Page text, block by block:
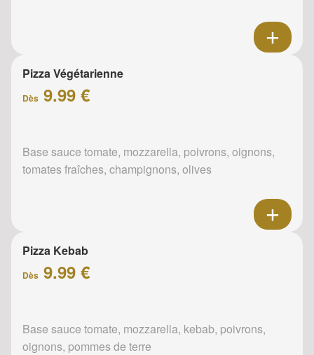
Pizza Végétarienne
Dès 9.99 €
Base sauce tomate, mozzarella, poivrons, oignons,
tomates fraîches, champignons, olives
Pizza Kebab
Dès 9.99 €
Base sauce tomate, mozzarella, kebab, poivrons,
oignons, pommes de terre